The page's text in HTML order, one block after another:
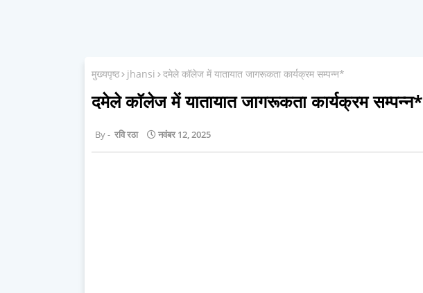
मुख्यपृष्ठ jhansi दमेले कॉलेज में यातायात जागरूकता कार्यक्रम सम्पन्न*
दमेले कॉलेज में यातायात जागरूकता कार्यक्रम सम्पन्न*
रवि रठा नवंबर 12, 2025